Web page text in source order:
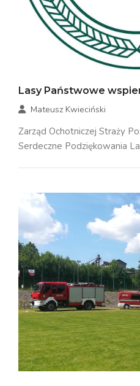
Lasy Państwowe
Mateusz Kwieciński
Zarząd Ochotniczej Straży
Serdeczne Podziękowania